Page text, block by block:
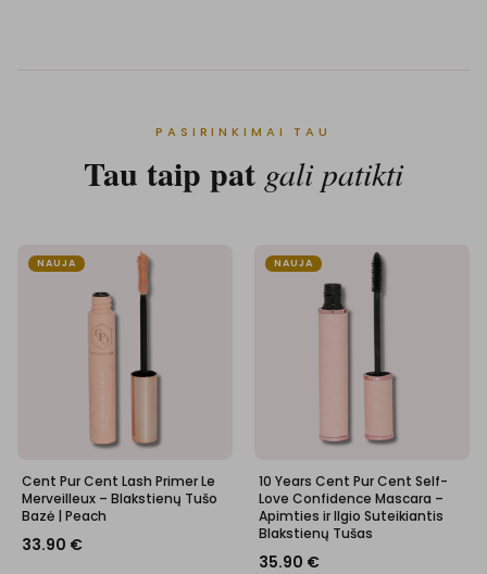
PASIRINKIMAI TAU
Tau taip pat gali patikti
NAUJA
Cent Pur Cent Lash Primer Le
Merveilleux – Blakstienų Tušo
Bazė | Peach
33.90 €
NAUJA
10 Years Cent Pur Cent Self-
Love Confidence Mascara –
Apimties ir Ilgio Suteikiantis
Blakstienų Tušas
35.90 €